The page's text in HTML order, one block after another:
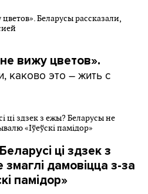
вижу цветов».
каково это – жить с
ці здзек з
дамовіцца з-за
памідор»